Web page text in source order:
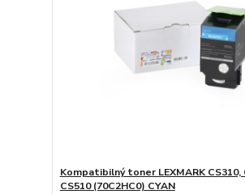
Kompatibilný toner LEXMARK CS310,
CS510 (70C2HC0) CYAN